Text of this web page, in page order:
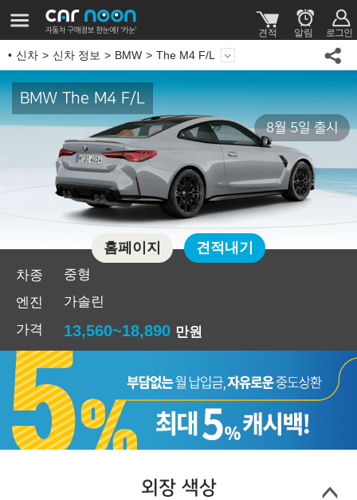
신차 신차 정보 BMW The M4 F/L
BMW The M4 F/L
8월 5일 출시
차종
중형
엔진
가솔린
가격
13,560~18,890 만원
홈페이지 견적내기
외장 색상